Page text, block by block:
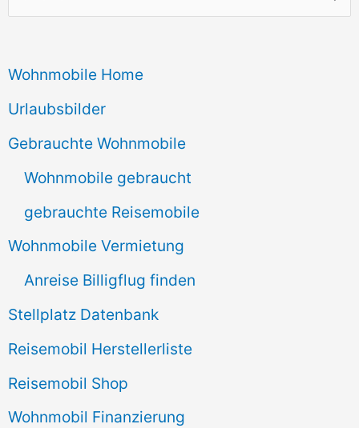
u
h
e
n
Wohnmobile Home
Urlaubsbilder
Gebrauchte Wohnmobile
Wohnmobile gebraucht
gebrauchte Reisemobile
Wohnmobile Vermietung
Anreise Billigflug finden
Stellplatz Datenbank
Reisemobil Herstellerliste
Reisemobil Shop
Wohnmobil Finanzierung